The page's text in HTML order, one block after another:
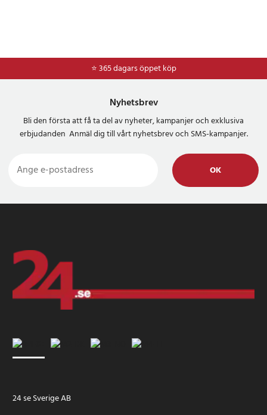
⭐ 365 dagars öppet köp
⭐Frakt 49kr *
Nyhetsbrev
Bli den första att få ta del av nyheter, kampanjer och exklusiva
erbjudanden Anmäl dig till vårt nyhetsbrev och SMS-kampanjer.
OK
24 se Sverige AB